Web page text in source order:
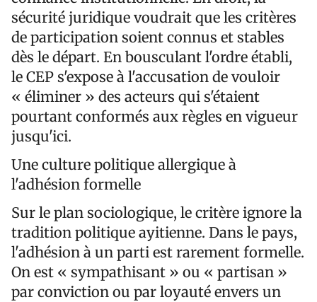
sécurité juridique voudrait que les critères
de participation soient connus et stables
dès le départ. En bousculant l'ordre établi,
le CEP s'expose à l'accusation de vouloir
« éliminer » des acteurs qui s'étaient
pourtant conformés aux règles en vigueur
jusqu'ici.
Une culture politique allergique à
l'adhésion formelle
Sur le plan sociologique, le critère ignore la
tradition politique ayitienne. Dans le pays,
l'adhésion à un parti est rarement formelle.
On est « sympathisant » ou « partisan »
par conviction ou par loyauté envers un